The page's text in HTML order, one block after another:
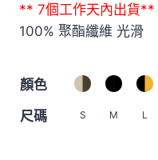
** 7個工作天內出貨**
100% 聚酯纖維 光滑
顏色
尺碼
S M L